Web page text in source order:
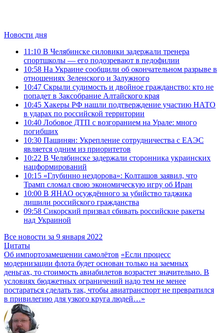
Новости дня
11:10 В Челябинске силовики задержали тренера
спортшколы — его подозревают в педофилии
10:58 На Украине сообщили об окончательном разрыве в
отношениях Зеленского и Залужного
10:47 Скрыли судимость и двойное гражданство: кто не
попадет в Заксобрание Алтайского края
10:45 Хакеры РФ нашли подтверждение участию НАТО
в ударах по российской территории
10:40 Лобовое ДТП с возгоранием на Урале: много
погибших
10:30 Пашинян: Укрепление сотрудничества с ЕАЭС
является одним из приоритетов
10:22 В Челябинске задержали сторонника украинских
нацформирований
10:15 «Глубинно нездорова»: Колташов заявил, что
Трамп сломал свою экономическую игру об Иран
10:00 В ЯНАО осуждённого за убийство таджика
лишили российского гражданства
09:58 Сикорский призвал сбивать российские ракеты
над Украиной
Все новости за 9 января 2022
Цитаты
Об импортозамещении самолётов «Если процесс
модернизации флота будет основан только на заемных
деньгах, то стоимость авиабилетов возрастет значительно. В
условиях бюджетных ограничений надо тем не менее
постараться сделать так, чтобы авиатранспорт не превратился
в привилегию для узкого круга людей…»